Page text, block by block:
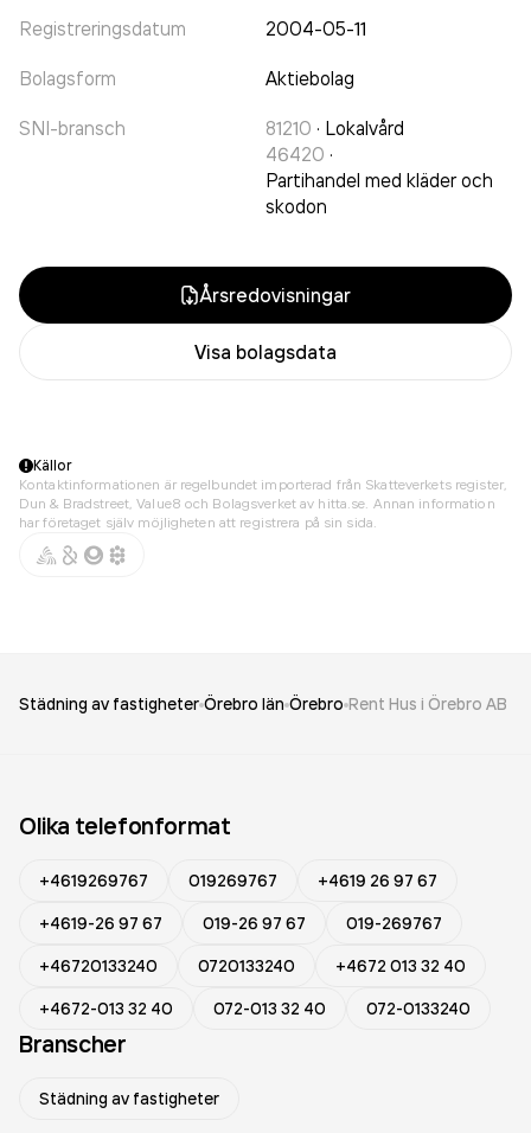
Registreringsdatum 2004-05-11
Bolagsform Aktiebolag
SNI-bransch 81210 · Lokalvård
46420 ·
Partihandel med kläder och
skodon
Årsredovisningar
Visa bolagsdata
Källor
Kontaktinformationen är regelbundet importerad från Skatteverkets register,
Dun & Bradstreet, Value8 och Bolagsverket av hitta.se. Annan information
har företaget själv möjligheten att registrera på sin sida.
Städning av fastigheter Örebro län Örebro Rent Hus i Örebro AB
Olika telefonformat
+4619269767 019269767
+4619 26 97 67
+4619-26 97 67
019-26 97 67
019-269767
+46720133240
0720133240
+4672 013 32 40
+4672-013 32 40
072-013 32 40 072-0133240
Branscher
Städning av fastigheter